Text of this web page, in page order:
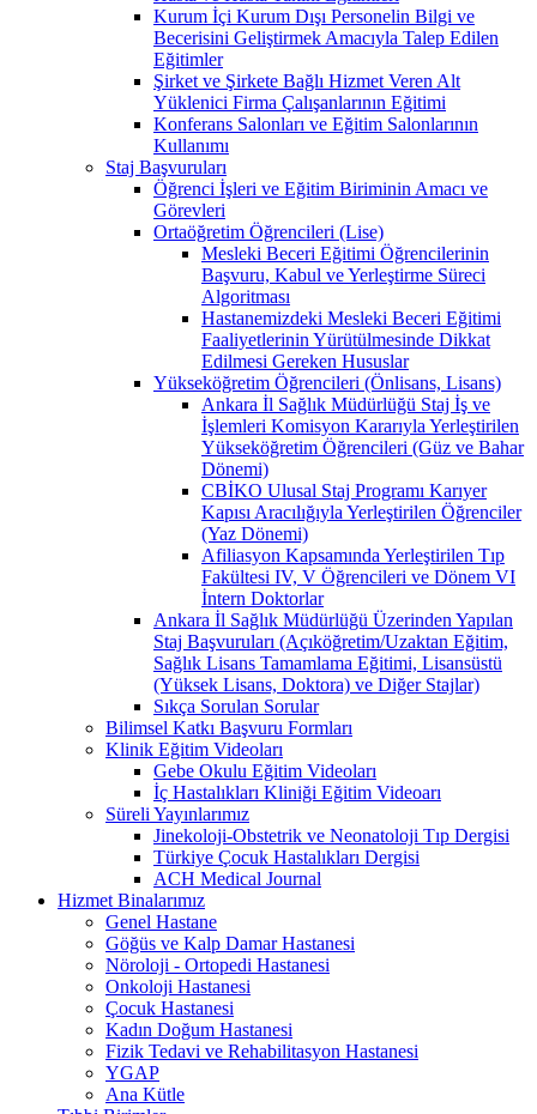
Kurum İçi Kurum Dışı Personelin Bilgi ve
Becerisini Geliştirmek Amacıyla Talep Edilen
Eğitimler
Şirket ve Şirkete Bağlı Hizmet Veren Alt
Yüklenici Firma Çalışanlarının Eğitimi
Konferans Salonları ve Eğitim Salonlarının
Kullanımı
Staj Başvuruları
Öğrenci İşleri ve Eğitim Biriminin Amacı ve
Görevleri
Ortaöğretim Öğrencileri (Lise)
Mesleki Beceri Eğitimi Öğrencilerinin
Başvuru, Kabul ve Yerleştirme Süreci
Algoritması
Hastanemizdeki Mesleki Beceri Eğitimi
Faaliyetlerinin Yürütülmesinde Dikkat
Edilmesi Gereken Hususlar
Yükseköğretim Öğrencileri (Önlisans, Lisans)
Ankara İl Sağlık Müdürlüğü Staj İş ve
İşlemleri Komisyon Kararıyla Yerleştirilen
Yükseköğretim Öğrencileri (Güz ve Bahar
Dönemi)
CBİKO Ulusal Staj Programı Karıyer
Kapısı Aracılığıyla Yerleştirilen Öğrenciler
(Yaz Dönemi)
Afiliasyon Kapsamında Yerleştirilen Tıp
Fakültesi IV, V Öğrencileri ve Dönem VI
İntern Doktorlar
Ankara İl Sağlık Müdürlüğü Üzerinden Yapılan
Staj Başvuruları (Açıköğretim/Uzaktan Eğitim,
Sağlık Lisans Tamamlama Eğitimi, Lisansüstü
(Yüksek Lisans, Doktora) ve Diğer Stajlar)
Sıkça Sorulan Sorular
Bilimsel Katkı Başvuru Formları
Klinik Eğitim Videoları
Gebe Okulu Eğitim Videoları
İç Hastalıkları Kliniği Eğitim Videoarı
Süreli Yayınlarımız
Jinekoloji-Obstetrik ve Neonatoloji Tıp Dergisi
Türkiye Çocuk Hastalıkları Dergisi
ACH Medical Journal
Hizmet Binalarımız
Genel Hastane
Göğüs ve Kalp Damar Hastanesi
Nöroloji - Ortopedi Hastanesi
Onkoloji Hastanesi
Çocuk Hastanesi
Kadın Doğum Hastanesi
Fizik Tedavi ve Rehabilitasyon Hastanesi
YGAP
Ana Kütle